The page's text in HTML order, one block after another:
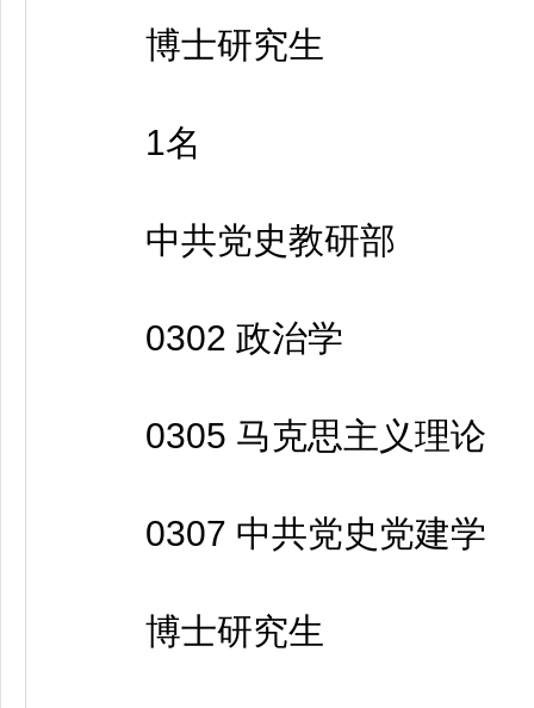
博士研究生
1名
中共党史教研部
0302 政治学
0305 马克思主义理论
0307 中共党史党建学
博士研究生